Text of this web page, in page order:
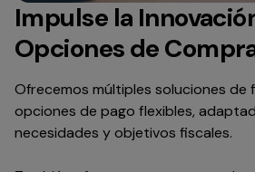
Impulse la
Opciones de
Ofrecemos múltiples soluciones de
opciones de pago flexibles,
necesidades y objetivos fiscales.